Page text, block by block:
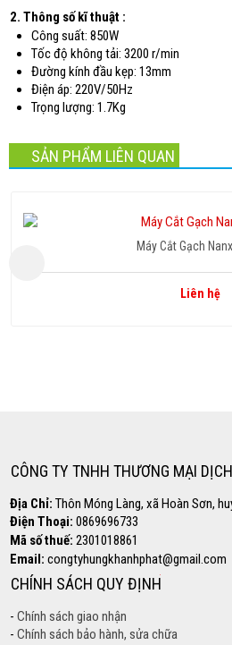
2. Thông số kĩ thuật :
Công suất: 850W
Tốc độ không tải: 3200 r/min
Đường kính đầu kẹp: 13mm
Điện áp: 220V/50Hz
Trọng lượng: 1.7Kg
SẢN PHẨM LIÊN QUAN
Máy Cắt Gạch
Liên hệ
CÔNG TY TNHH THƯƠNG MẠI
Địa Chỉ: Thôn Móng Làng, xã Hoàn Sơn,
Điện Thoại: 0869696733
Mã số thuế: 2301018861
Email: congtyhungkhanhphat@gmail.com
CHÍNH SÁCH QUY ĐỊNH
- Chính sách giao nhận
- Chính sách bảo hành, sửa chữa